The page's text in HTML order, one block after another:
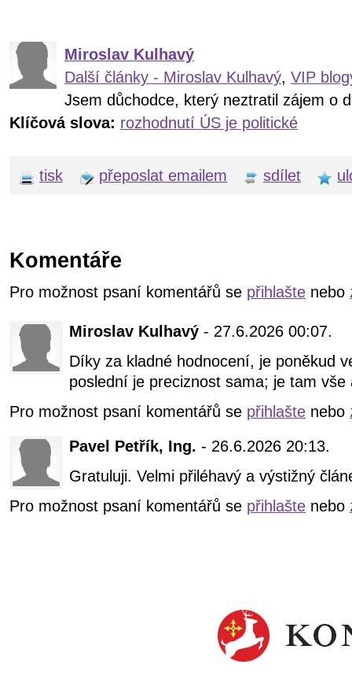
Miroslav Kulhavý
Další články - Miroslav Kulhavý, VIP
Jsem důchodce, který neztratil zájem o
Klíčová slova: rozhodnutí ÚS je politické
tisk přeposlat emailem sdílet
Komentáře
Pro možnost psaní komentářů se přihlašte nebo
Miroslav Kulhavý - 27.6.2026 00:07.
Díky za kladné hodnocení, je poněkud
poslední je preciznost sama; je tam
Pro možnost psaní komentářů se přihlašte nebo
Pavel Petřík, Ing. - 26.6.2026 20:13.
Gratuluji. Velmi přiléhavý a výstižný
Pro možnost psaní komentářů se přihlašte nebo